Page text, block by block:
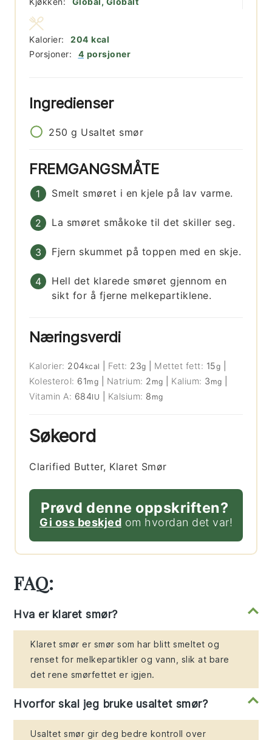
Porsjoner: 4 porsjoner
Kalorier: 204 kcal
Ingredienser
250 g Usaltet smør
FREMGANGSMÅTE
Smelt smøret i en kjele på lav varme.
La smøret småkoke til det skiller seg.
Fjern skummet på toppen med en skje.
Hell det klarede smøret gjennom en
sikt for å fjerne melkepartiklene.
Næringsverdi
Kalorier: 204 kcal Fett: 23g Mettet fett: 15g
Kolesterol: 61mg Natrium: 2 mg Kalium: 3 mg
Vitamin A: 684IU Kalsium: 8 mg
Søkeord
Clarified Butter, Klaret Smør
Prøvd denne oppskriften?
Gi oss beskjed om hvordan det var!
FAQ:
Hva er klaret smør?
Klaret smør er smør som har blitt smeltet og
renset for melkepartikler og vann, slik at bare
det rene smørfettet er igjen.
Hvorfor skal jeg bruke usaltet smør?
Usaltet smør gir deg bedre kontroll over